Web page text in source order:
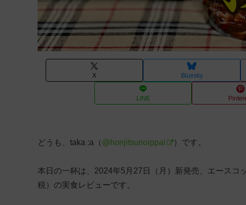
X Bluesky
LINE
どうも、taka :a（ @honjitsunoippai ）です。
本日の一杯は、2024年5月27日（月）新発売、エースコ
税）の実食レビューです。